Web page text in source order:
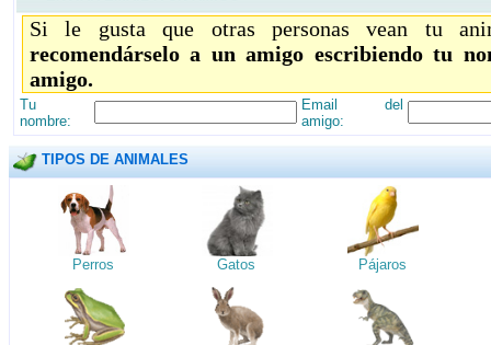
Si le gusta que otras personas vean tu
recomendárselo a un amigo escribiendo tu
amigo.
Tu
nombre:
Email del
amigo:
TIPOS DE ANIMALES
Perros Gatos Pájaros